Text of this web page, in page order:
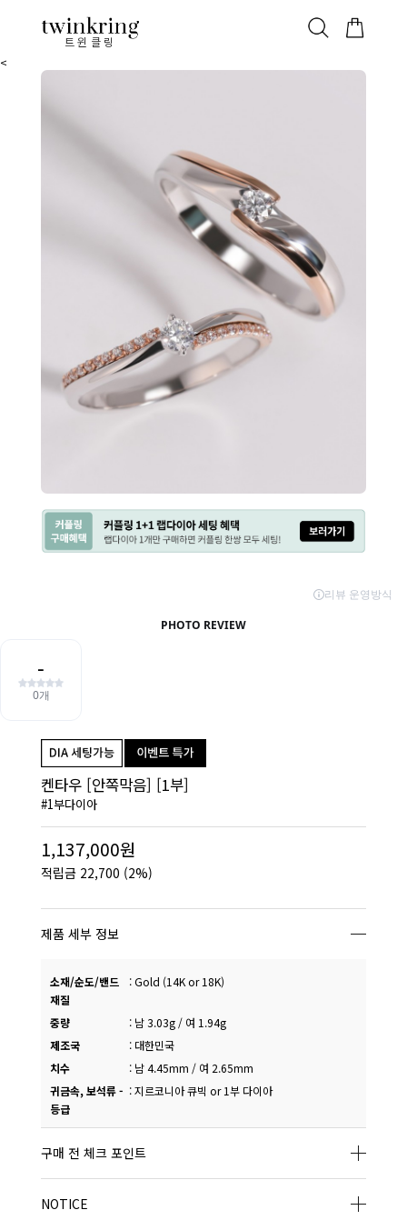
트윈클링
ALL 베스트 안쪽막음 웨딩/다이아 가드링/반지
<
켄타우 [안쪽막음] [1부]
#1부다이아
1,137,000원
적립금 22,700 (2%)
제품 세부 정보
소재/순도/밴드
재질
:Gold (14K or 18K)
중량 : 남 3.03g / 여 1.94g
제조국
: 대한민국
치수
: 남 4.45mm / 여 2.65mm
귀금속, 보석류 -
등급
:지르코니아 큐빅 or 1부 다이아
구매 전 체크 포인트
NOTICE